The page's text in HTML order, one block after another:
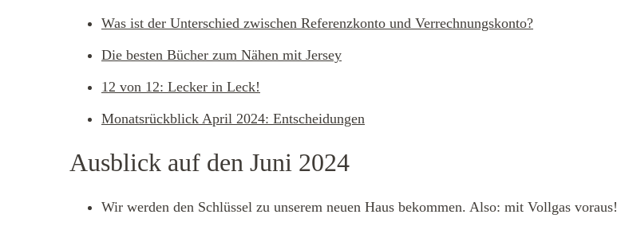
Was ist der Unterschied zwischen Referenzkonto und Verrechnungskonto?
Die besten Bücher zum Nähen mit Jersey
12 von 12: Lecker in Leck!
Monatsrückblick April 2024: Entscheidungen
Ausblick auf den Juni 2024
Wir werden den Schlüssel zu unserem neuen Haus bekommen. Also: mit Vollgas voraus!